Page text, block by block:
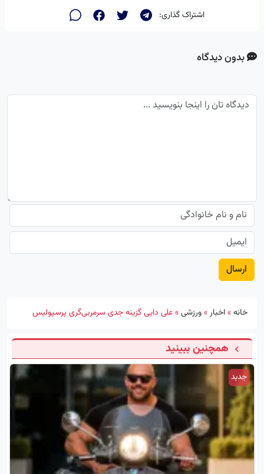
اشتراک گذاری:
بدون دیدگاه
خانه»اخبار»ورزشی»علی دایی گزینه جدی سرمربی‌گری پرسپولیس
همچنین ببینید
جدید